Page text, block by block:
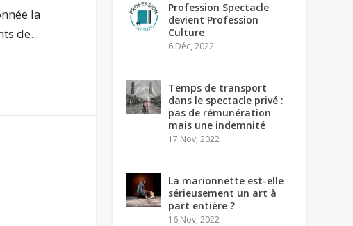
la
de...
Profession Spectacle
devient Profession
Culture
6 Déc, 2022
Temps de transport
dans le spectacle privé :
pas de rémunération
mais une indemnité
17 Nov, 2022
La marionnette est-elle
sérieusement un art à
part entière ?
16 Nov, 2022